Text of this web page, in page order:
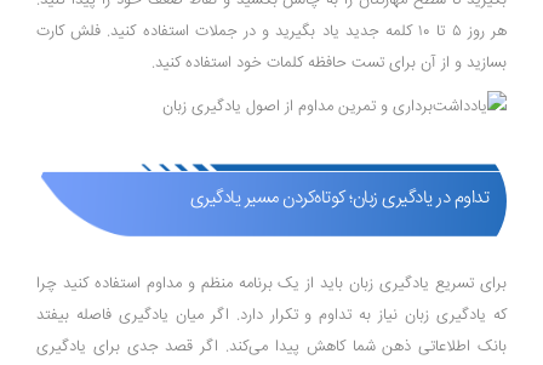
هر روز ۵ تا ۱۰ کلمه جدید یاد بگیرید و در جملات استفاده کنید. فلش کارت
بسازید و از آن برای تست حافظه کلمات خود استفاده کنید.
تداوم در یادگیری زبان؛ کوتاه‌کردن مسیر یادگیری
برای تسریع یادگیری زبان باید از یک برنامه منظم و مداوم استفاده کنید چرا
که یادگیری زبان نیاز به تداوم و تکرار دارد. اگر میان یادگیری فاصله بیفتد
بانک اطلاعاتی ذهن شما کاهش پیدا می‌کند. اگر قصد جدی برای یادگیری